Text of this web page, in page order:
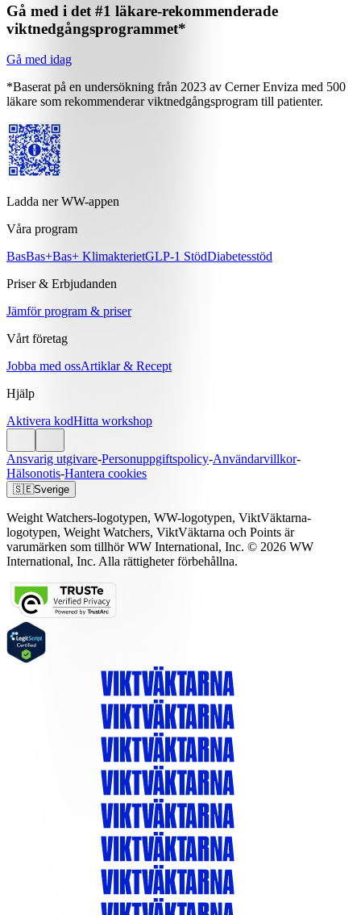
Gå med i det #1 läkare-rekommenderade
viktnedgångsprogrammet*
Gå med idag
*Baserat på en undersökning från 2023 av Cerner Enviza med 500
läkare som rekommenderar viktnedgångsprogram till patienter.
Ladda ner WW-appen
Våra program
BasBas+Bas+ KlimakterietGLP-1 StödDiabetesstöd
Priser & Erbjudanden
Jämför program & priser
Vårt företag
Jobba med ossArtiklar & Recept
Hjälp
Aktivera kodHitta workshop
Ansvarig utgivare-Personuppgiftspolicy-Användarvillkor-
Hälsonotis-Hantera cookies
🇸🇪Sverige
Weight Watchers-logotypen, WW-logotypen, ViktVäktarna-
logotypen, Weight Watchers, ViktVäktarna och Points är
varumärken som tillhör WW International, Inc. © 2026 WW
International, Inc. Alla rättigheter förbehållna.